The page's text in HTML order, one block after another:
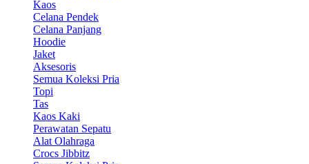
Kaos
Celana Pendek
Celana Panjang
Hoodie
Jaket
Aksesoris
Semua Koleksi Pria
Topi
Tas
Kaos Kaki
Perawatan Sepatu
Alat Olahraga
Crocs Jibbitz